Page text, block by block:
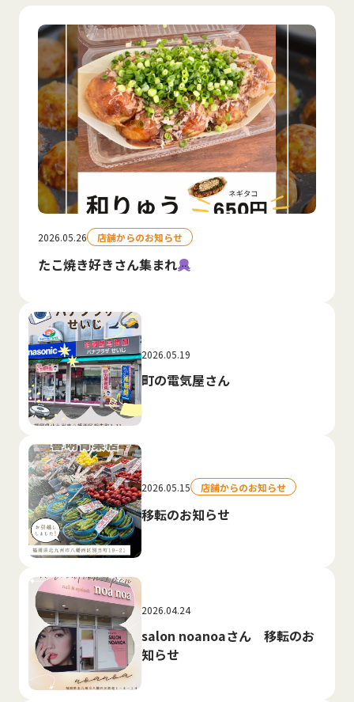
2026.05.26 店舗からのお知らせ
たこ焼き好きさん集まれ
2026.05.19
町の電気屋さん
2026.05.15 店舗からのお知らせ
移転のお知らせ
2026.04.24
salon noanoaさん 移転のお
知らせ